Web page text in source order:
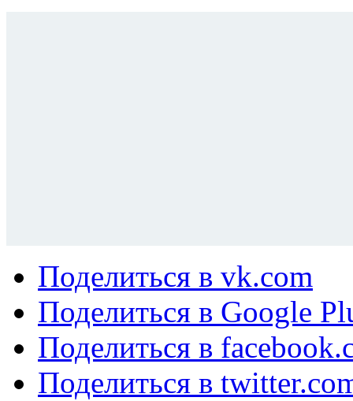
Поделиться в vk.com
Поделиться в Google
Поделиться в
Поделиться в